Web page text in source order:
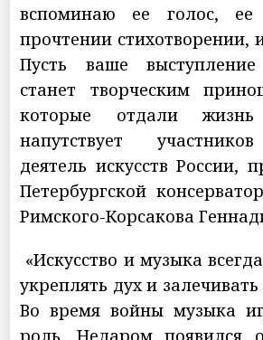
вспоминаю ее голос, ее
прочтении стихотворении,
Пусть ваше
станет творческим
которые отдали
напутствует
деятель искусств России,
Петербургской
Римского-Корсакова
«Искусство и музыка
укреплять дух и
Во время войны музыка
роль. Недаром появился